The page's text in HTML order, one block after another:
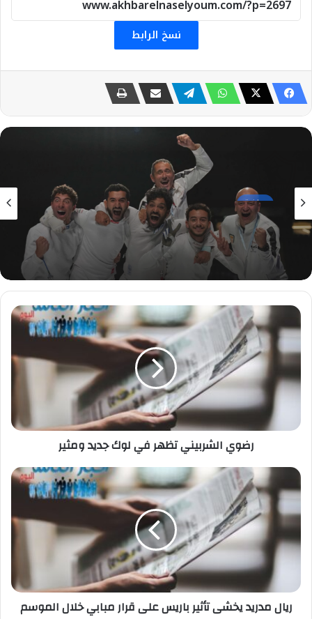
نسخ الرابط
رياضة
29 يوليو، 2026
المنتخب القومي للمبارزة يهزم إسرائيل ويتوج
ببرونزية بطولة العالم للفرق في إنجاز تاريخي
رضوي
الشربيني
تظهر
في
لوك
جديد
ومثير
رضوي الشربيني تظهر في لوك جديد ومثير
ريال
مدريد
يخشى
تأثير
باريس
على
قرار
خلال
الموسم
ريال مدريد يخشى تأثير باريس على قرار مبابي خلال الموسم